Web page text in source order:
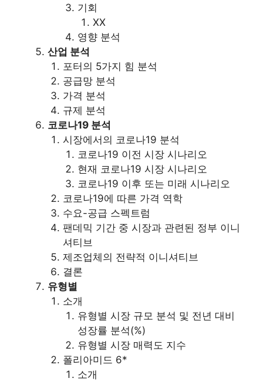
기회
XX
영향 분석
산업 분석
포터의 5가지 힘 분석
공급망 분석
가격 분석
규제 분석
코로나19 분석
시장에서의 코로나19 분석
코로나19 이전 시장 시나리오
현재 코로나19 시장 시나리오
코로나19 이후 또는 미래 시나리오
코로나19에 따른 가격 역학
수요-공급 스펙트럼
팬데믹 기간 중 시장과 관련된 정부 이니
셔티브
제조업체의 전략적 이니셔티브
결론
유형별
소개
유형별 시장 규모 분석 및 전년 대비
성장률 분석(%)
유형별 시장 매력도 지수
폴리아미드 6*
소개